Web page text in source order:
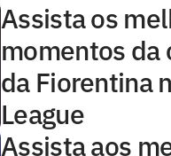
Assista os
momentos da
da Fiorentina
League
Assista aos